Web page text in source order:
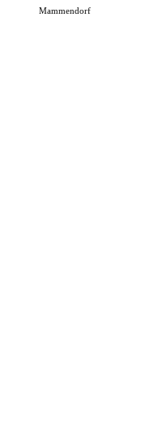
Mammendorf